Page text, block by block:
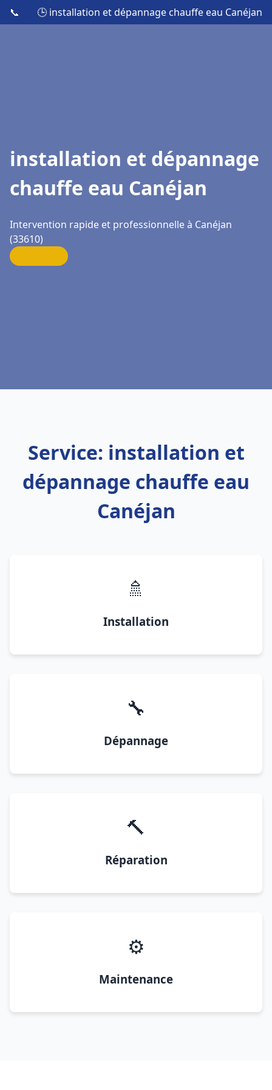
📞 🕒 installation et dépannage chauffe eau Canéjan
installation et dépannage
chauffe eau Canéjan
Intervention rapide et professionnelle à Canéjan
(33610)
Service: installation et
dépannage chauffe eau
Canéjan
🚿
Installation
🔧
Dépannage
🔨
Réparation
⚙️
Maintenance